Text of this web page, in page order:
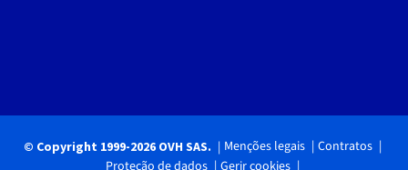
© Copyright 1999-2026 OVH SAS. Menções legais
Contratos
Proteção de dados
Gerir cookies